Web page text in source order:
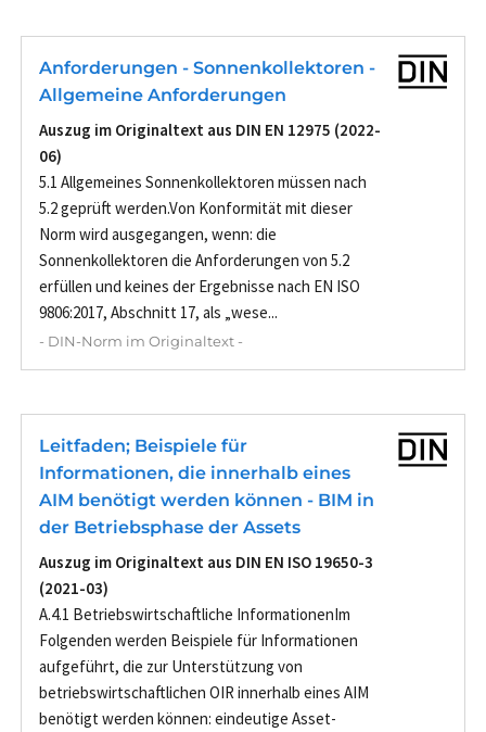
Anforderungen - Sonnenkollektoren -
Allgemeine Anforderungen
Auszug im Originaltext aus DIN EN 12975 (2022-
06)
5.1 Allgemeines Sonnenkollektoren müssen nach
5.2 geprüft werden.Von Konformität mit dieser
Norm wird ausgegangen, wenn: die
Sonnenkollektoren die Anforderungen von 5.2
erfüllen und keines der Ergebnisse nach EN ISO
9806:2017, Abschnitt 17, als „wese...
- DIN-Norm im Originaltext -
Leitfaden; Beispiele für
Informationen, die innerhalb eines
AIM benötigt werden können - BIM in
der Betriebsphase der Assets
Auszug im Originaltext aus DIN EN ISO 19650-3
(2021-03)
A.4.1 Betriebswirtschaftliche InformationenIm
Folgenden werden Beispiele für Informationen
aufgeführt, die zur Unterstützung von
betriebswirtschaftlichen OIR innerhalb eines AIM
benötigt werden können: eindeutige Asset-